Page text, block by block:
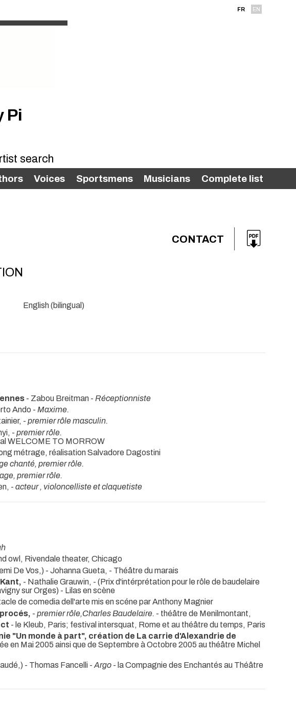
FR EN
Pi
Voices Sportsmens Musicians Complete list
CONTACT
English (bilingual)
- Zabou Breitman - Réceptionniste
Ando - Maxime.
- premier rôle masculin.
- premier rôle.
WELCOME TO MORROW
métrage, réalisation Salvadore Dagostini
chanté, premier rôle.
premier rôle.
- acteur , violoncelliste et claquetiste
owl, Rivendale theater, Chicago
De Vos,) - Johanna Gueta, - Théâtre du marais
- Nathalie Grauwin, - (Prix d'intérprétation pour le rôle de baudelaire
sur Orges) - Lilas en scène
de comedia dell'arte mis en scéne par Anthony Magnier
- premier rôle,Charles Baudelaire. - théâtre de Menilmontant,
- le Kleub, Paris; festival intersquat, Rome et au théâtre du temps, Paris
"Un monde à part", création de La carrie d'Alexandrie de
en Mai 2005 ainsi que de Septembre à Octobre 2005 au théâtre Michel
- Thomas Fancelli - Argo - la Compagnie des Enchantés au Théâtre